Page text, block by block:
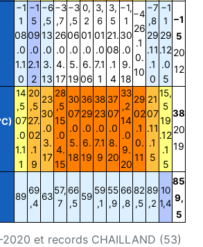
2020 et records CHAILLAND (53)
−1
1
08
.0
1.1
0
−1
5
09
.0
2.1
2
−6
,5
13
.0
3.
13
−3
,7
26
.0
4.
17
−3
,5
06
.0
5.
19
0,
2
01
.0
6.
06
3,
6
01
.0
7.1
1
3,
5
21.
08
.1
4
−1,
1
30
.0
9.
18
−4
26
.1
0.
10
−7
,8
29
.11
.1
0
−1
1
29
.12
.0
5
−1
5
20
12
14
,5
07
.0
1.1
1
20
,5
27.
02
.1
9
23
30
.0
3.
17
28
,5
15
.0
4.
15
30
07
.0
5.
18
36
29
.0
6.
19
38
23
.0
7.1
9
37
07
.0
8.
20
33
,2
14
.0
9.
20
29
02
.1
0.
11
21
07
.11
.1
5
15,
5
19
.12
.1
5
38
20
19
89
69
,4
63
57,
7
66
,5
59
59
,1
55
,9
66
,8
82
,5
89
,2
10
1,4
85
9,
5